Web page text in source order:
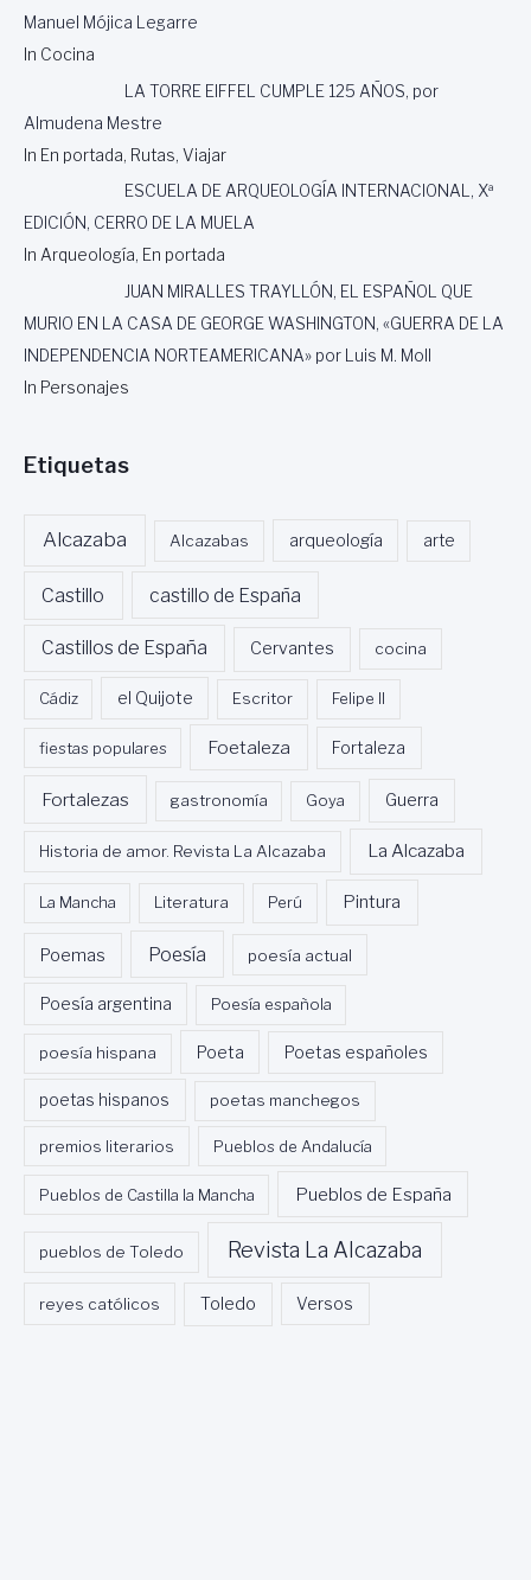
Manuel Mójica Legarre
In Cocina
LA TORRE EIFFEL CUMPLE 125 AÑOS, por
Almudena Mestre
In En portada, Rutas, Viajar
ESCUELA DE ARQUEOLOGÍA INTERNACIONAL, Xª
EDICIÓN, CERRO DE LA MUELA
In Arqueología, En portada
JUAN MIRALLES TRAYLLÓN, EL ESPAÑOL QUE
MURIO EN LA CASA DE GEORGE WASHINGTON, «GUERRA DE LA
INDEPENDENCIA NORTEAMERICANA» por Luis M. Moll
In Personajes
Etiquetas
Alcazaba Alcazabas arqueología arte
Castillo castillo de España
Castillos de España Cervantes cocina
Cádiz el Quijote Escritor Felipe II
fiestas populares Foetaleza Fortaleza
Fortalezas gastronomía Goya Guerra
Historia de amor. Revista La Alcazaba La Alcazaba
La Mancha Literatura Perú Pintura
Poemas Poesía poesía actual
Poesía argentina Poesía española
poesía hispana Poeta Poetas españoles
poetas hispanos poetas manchegos
premios literarios Pueblos de Andalucía
Pueblos de Castilla la Mancha Pueblos de España
pueblos de Toledo Revista La Alcazaba
reyes católicos Toledo Versos